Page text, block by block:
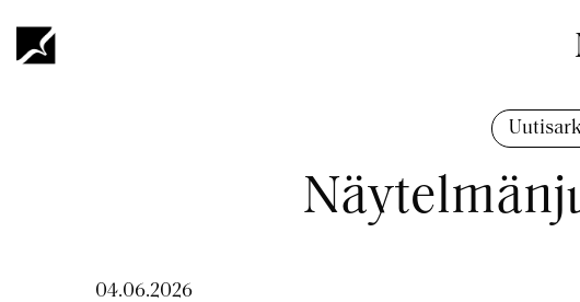
pääsisältöön
04.06.2026